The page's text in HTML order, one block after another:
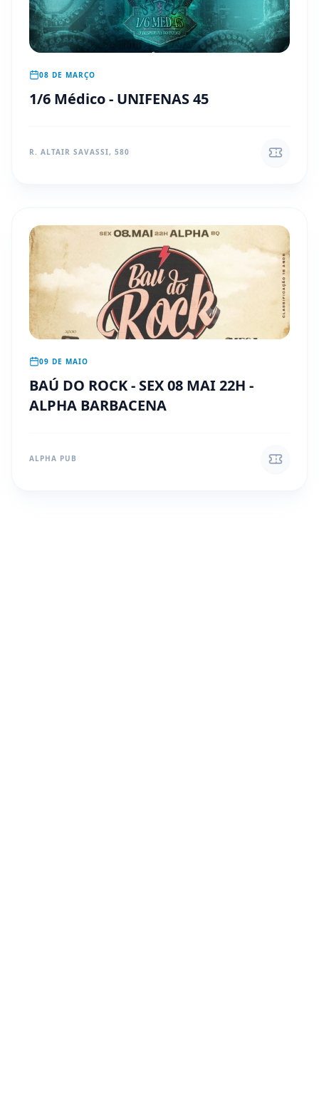
08 DE MARÇO
1/6 Médico - UNIFENAS 45
R. ALTAIR SAVASSI, 580
09 DE MAIO
BAÚ DO ROCK - SEX 08 MAI 22H -
ALPHA BARBACENA
ALPHA PUB